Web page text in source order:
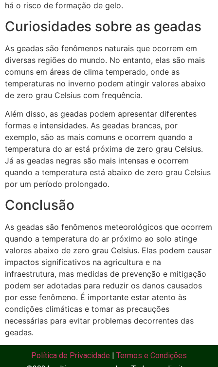
há o risco de formação de gelo.
Curiosidades sobre as geadas
As geadas são fenômenos naturais que ocorrem em
diversas regiões do mundo. No entanto, elas são mais
comuns em áreas de clima temperado, onde as
temperaturas no inverno podem atingir valores abaixo
de zero grau Celsius com frequência.
Além disso, as geadas podem apresentar diferentes
formas e intensidades. As geadas brancas, por
exemplo, são as mais comuns e ocorrem quando a
temperatura do ar está próxima de zero grau Celsius.
Já as geadas negras são mais intensas e ocorrem
quando a temperatura está abaixo de zero grau Celsius
por um período prolongado.
Conclusão
As geadas são fenômenos meteorológicos que ocorrem
quando a temperatura do ar próximo ao solo atinge
valores abaixo de zero grau Celsius. Elas podem causar
impactos significativos na agricultura e na
infraestrutura, mas medidas de prevenção e mitigação
podem ser adotadas para reduzir os danos causados
por esse fenômeno. É importante estar atento às
condições climáticas e tomar as precauções
necessárias para evitar problemas decorrentes das
geadas.
Política de Privacidade | Termos e Condições